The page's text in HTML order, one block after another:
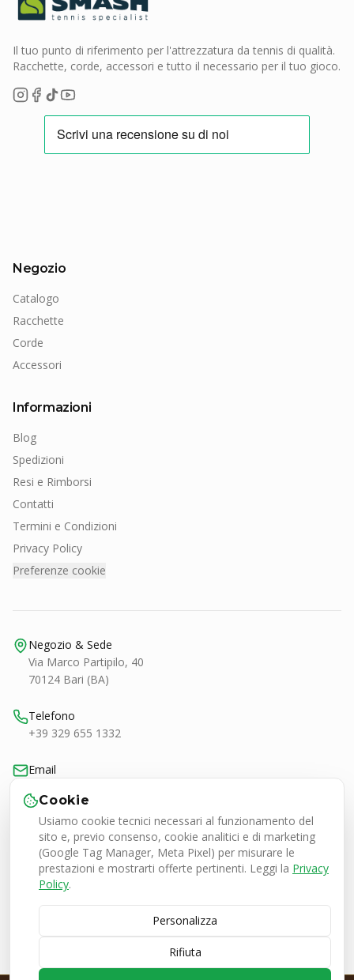
Il tuo punto di riferimento per l'attrezzatura da tennis di qualità.
Racchette, corde, accessori e tutto il necessario per il tuo gioco.
Negozio
Catalogo
Racchette
Corde
Accessori
Informazioni
Blog
Spedizioni
Resi e Rimborsi
Contatti
Termini e Condizioni
Privacy Policy
Preferenze cookie
Negozio & Sede
Via Marco Partipilo, 40
70124 Bari (BA)
Telefono
+39 329 655 1332
Email
Orari
Lun-Ven 9:00-20:30
Sab 9:00-13:00 / 16:30-20:30
Smash Tennis Specialist Srl
P.IVA 08050380727
© 2026 SMASH Tennis Specialist. Tutti i diritti riservati.
Cookie
Usiamo cookie tecnici necessari al funzionamento del
sito e, previo consenso, cookie analitici e di marketing
(Google Tag Manager, Meta Pixel) per misurare le
prestazioni e mostrarti offerte pertinenti. Leggi la Privacy
Policy.
Personalizza
Rifiuta